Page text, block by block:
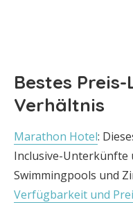
Bestes
Verhältnis
Marathon Hotel:
Inclusive-Unterkünfte
Swimmingpools und
Verfügbarkeit und